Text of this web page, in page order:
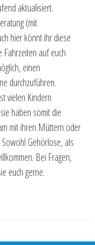
aktualisiert.
(mit
hier könnt ihr diese
Fahrzeiten auf euch
einen
durchzuführen.
vielen Kindern
haben somit die
mit ihren Müttern oder
Gehörlose, als
Bei Fragen,
euch gerne.